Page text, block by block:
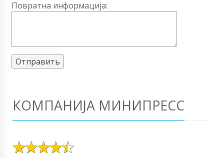
Повратна информација:
КОМПАНИЈА МИНИПРЕСС